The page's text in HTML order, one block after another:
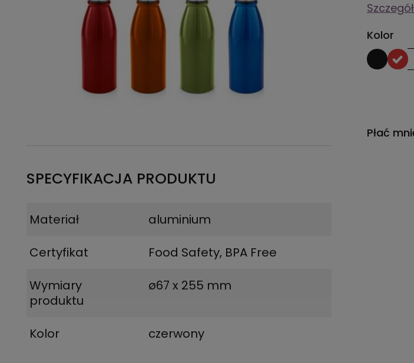
SPECYFIKACJA PRODUKTU
Materiał
aluminium
Certyfikat
Food Safety, BPA Free
Wymiary
produktu
ø67 x 255 mm
Kolor czerwony
Kolor
Płać